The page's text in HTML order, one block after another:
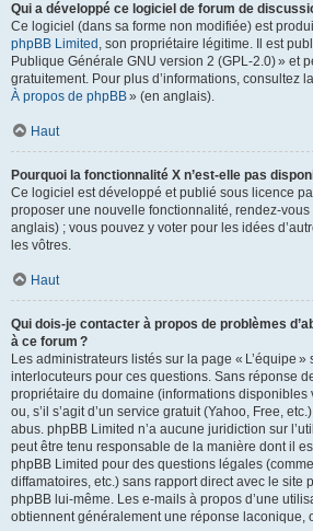
Qui a développé ce logiciel de forum de
Ce logiciel (dans sa forme non modifiée) est
phpBB Limited , son propriétaire légitime. Il est
Publique Générale GNU version 2 (GPL-2.0) » et
gratuitement. Pour plus d’informations, consultez
À propos de phpBB» (en anglais).
Haut
Pourquoi la fonctionnalité X n’est-elle pas
Ce logiciel est développé et publié sous licence
proposer une nouvelle fonctionnalité, rendez-vous
anglais) ; vous pouvez y voter pour les idées
les vôtres.
Haut
Qui dois-je contacter à propos de problèmes
à ce forum ?
Les administrateurs listés sur la page « L’équipe »
interlocuteurs pour ces questions. Sans réponse
propriétaire du domaine (informations disponibles
ou, s’il s’agit d’un service gratuit (Yahoo, Free,
abus. phpBB Limited n’a aucune juridiction sur
peut être tenu responsable de la manière dont il
phpBB Limited pour des questions légales
diffamatoires, etc.) sans rapport direct avec le site
phpBB lui-même. Les e-mails à propos d’une
obtiennent généralement une réponse laconique,